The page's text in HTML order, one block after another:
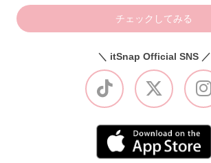
チェックしてみる
＼ itSnap Official SNS ／